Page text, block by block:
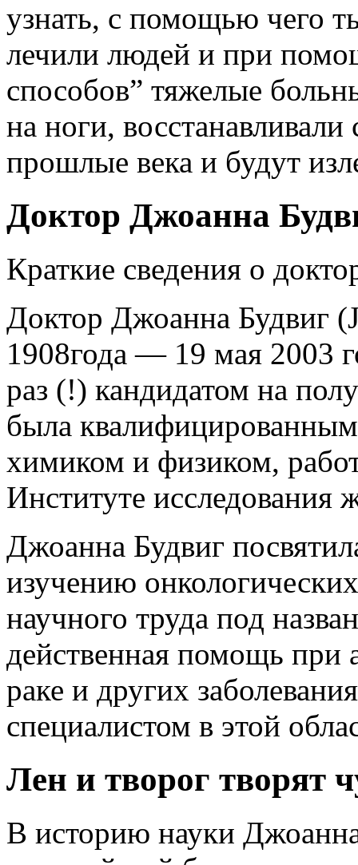
узнать, с помощью чего
лечили людей и при
способов” тяжелые
на ноги, восстанавливали
прошлые века и будут
Доктор Джоанна
Краткие сведения о
Доктор Джоанна Будвиг
1908года — 19 мая 2003
раз (!) кандидатом на
была
химиком и физиком,
Институте исследования
Джоанна Будвиг
изучению
научного труда под
действенная помощь при
раке и других
специалистом в этой
Лен и творог творят
В историю науки